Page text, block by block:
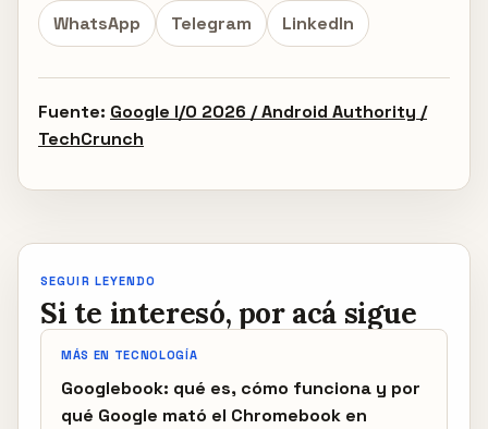
WhatsApp Telegram LinkedIn
Fuente: Google I/O 2026 / Android Authority /
TechCrunch
SEGUIR LEYENDO
Si te interesó, por acá sigue
MÁS EN TECNOLOGÍA
Googlebook: qué es, cómo funciona y por
qué Google mató el Chromebook en